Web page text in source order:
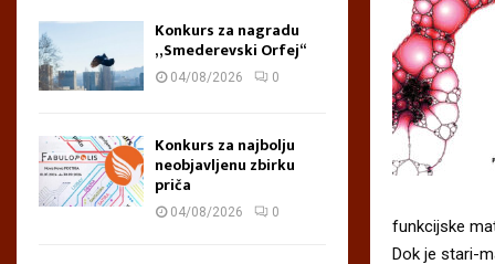
funkcijske
Dok je stari-
Konkurs za nagradu
„Smederevski Orfej“
04/08/2026 0
Konkurs za najbolju
neobjavljenu zbirku
priča
04/08/2026 0